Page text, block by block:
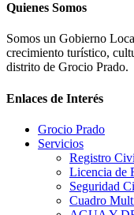
Quienes Somos
Somos un Gobierno
crecimiento turístico,
distrito de Grocio Prado.
Enlaces de Interés
Grocio Prado
Servicios
Registro
Licencia de
Seguridad
Cuadro